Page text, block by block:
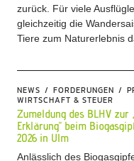
zurück. Für viele
gleichzeitig die
Tiere zum Naturerlebnis
NEWS FORDERUNGEN
WIRTSCHAFT & STEUER
Zumeldung des BLHV zur
Erklärung“ beim
2026 in Ulm
Anlässlich des